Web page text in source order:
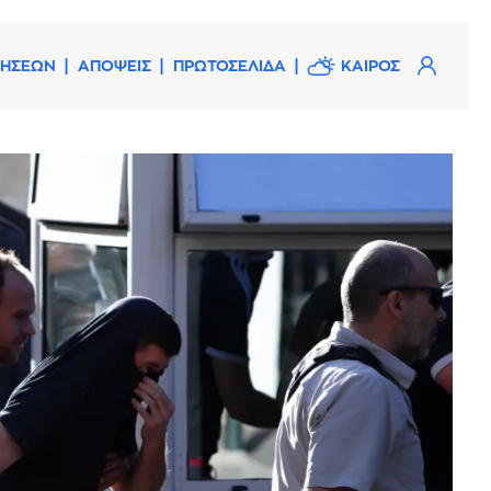
ΑΠΟΨΕΙΣ ΠΡΩΤΟΣΕΛΙΔΑ ΚΑΙΡΟΣ